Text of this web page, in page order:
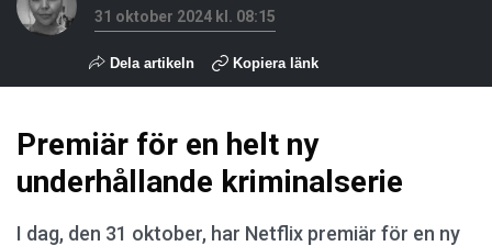
31 oktober 2024 kl. 08:15
Dela artikeln Kopiera länk
Premiär för en helt ny
underhållande kriminalserie
I dag, den 31 oktober, har Netflix premiär för en ny